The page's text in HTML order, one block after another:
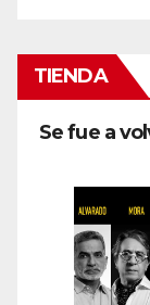
TIENDA
Se fue a